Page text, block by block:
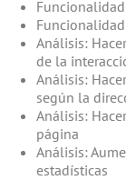
Análisis:
de la
Análisis:
según la
Análisis:
página
Análisis:
estadísticas